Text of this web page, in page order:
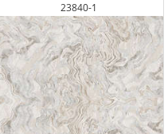
23840-1